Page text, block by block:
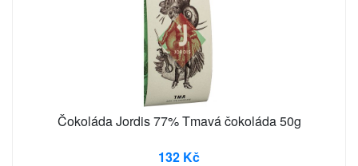
Čokoláda Jordis 77% Tmavá čokoláda 50g
132 Kč